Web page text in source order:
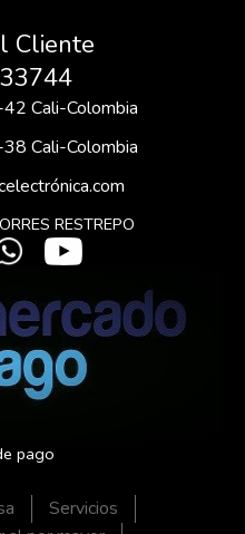
Cliente
Cali-Colombia
Cali-Colombia
RESTREPO
pago
Servicios